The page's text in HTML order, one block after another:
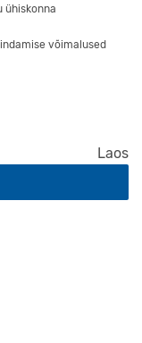
ühiskonna
võimalused
Laos